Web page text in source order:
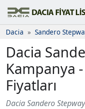
Dacia Sandero
Dacia
Kampanya
Fiyatları
Dacia Sandero